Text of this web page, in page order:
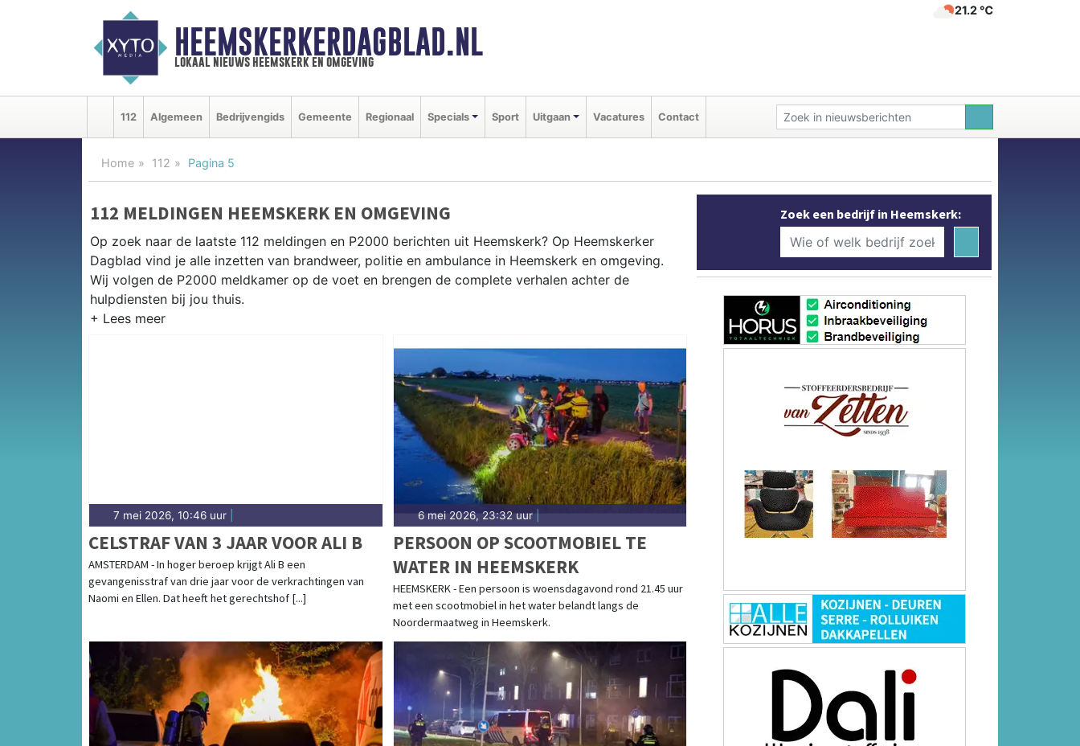
HEEMSKERKERDAGBLAD.NL
lokaal nieuws heemskerk en omgeving
21.2 ℃
112 Algemeen Bedrijvengids Gemeente Regionaal Specials Sport Uitgaan Vacatures Contact
Home 112 Pagina 5
112 MELDINGEN HEEMSKERK EN OMGEVING
Op zoek naar de laatste 112 meldingen en P2000 berichten uit Heemskerk? Op Heemskerker
Dagblad vind je alle inzetten van brandweer, politie en ambulance in Heemskerk en omgeving.
Wij volgen de P2000 meldkamer op de voet en brengen de complete verhalen achter de
hulpdiensten bij jou thuis.
en rondom het kerncentrale-gebied — onze redactie brengt het nieuws.
7 mei 2026, 10:46 uur
CELSTRAF VAN 3 JAAR VOOR ALI B
AMSTERDAM - In hoger beroep krijgt Ali B een
gevangenisstraf van drie jaar voor de verkrachtingen van
Naomi en Ellen. Dat heeft het gerechtshof [...]
6 mei 2026, 23:32 uur|
PERSOON OP SCOOTMOBIEL TE
WATER IN HEEMSKERK
HEEMSKERK - Een persoon is woensdagavond rond 21.45 uur
met een scootmobiel in het water belandt langs de
Noordermaatweg in Heemskerk.
Zoek een bedrijf in Heemskerk: